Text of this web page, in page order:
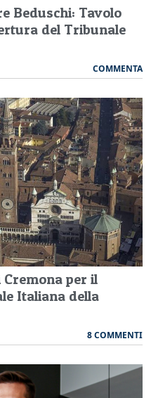
Beduschi: Tavolo
del Tribunale
COMMENTA
Cremona per il
Italiana della
8 COMMENTI